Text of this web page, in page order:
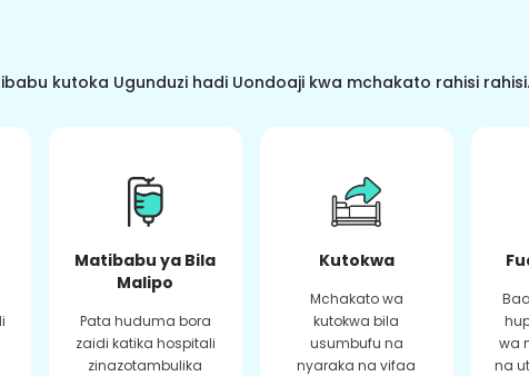
kutoka Ugunduzi hadi Uondoaji kwa mchakato rahisi rahisi.
Matibabu ya Bila
Malipo
Pata huduma bora
zaidi katika hospitali
zinazotambulika
Kutokwa
Mchakato wa
kutokwa bila
usumbufu na
nyaraka na vifaa
wa
na